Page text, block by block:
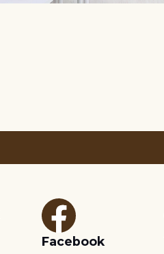
Facebook